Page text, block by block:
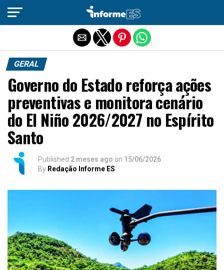
GERAL
Governo do Estado reforça ações
preventivas e monitora cenário
do El Niño 2026/2027 no Espírito
Santo
Published 2 meses ago on 15/06/2026
By Redação Informe ES
Sair da versão mobile